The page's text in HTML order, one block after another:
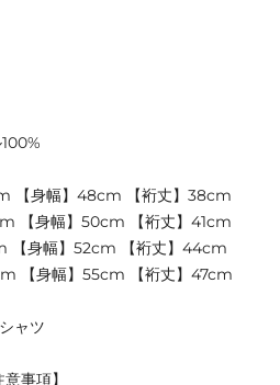
【身幅】48cm 【裄丈】38cm
【身幅】50cm 【裄丈】41cm
【身幅】52cm 【裄丈】44cm
【身幅】55cm 【裄丈】47cm
ャツ
事項】